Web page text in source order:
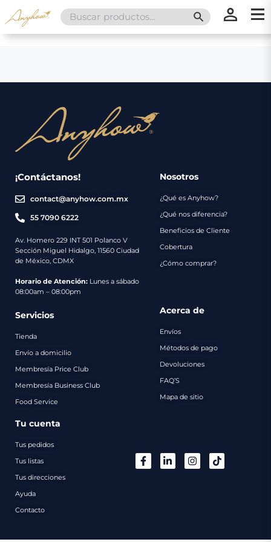
Search
for:
SEARCH
¡Contáctanos!
contact@anyhow.com.mx
55 7090 6222
Av. Homero 229 INT 501 Polanco V
Sección Miguel Hidalgo, 11560 Ciudad
de México, CDMX
Horario de Atención: Lunes a sábado
08:00am – 08:00pm
Nosotros
¿Qué es Anyhow?
¿Qué nos diferencia?
Beneficios de Cliente
Cobertura
¿Cómo comprar?
Servicios
Tienda
Envío a domicilio
Membresía Price Club
Membresía Business Club
Food Service
Acerca de
Envíos
Métodos de pago
Devoluciones
FAQ’S
Mapa de sitio
Tu cuenta
Tus pedidos
Tus listas
Tus direcciones
Ayuda
Contacto
Nosotros
Servicios
Envíos
Métodos
de
Catálogo
Regalos
Contacto